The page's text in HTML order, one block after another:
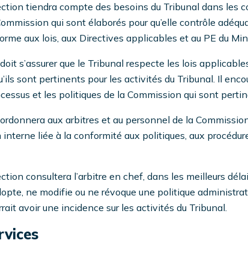
tiendra compte des besoins du Tribunal dans les
qui sont élaborés pour qu’elle contrôle
aux lois, aux Directives applicables et au PE du
s’assurer que le Tribunal respecte les lois
sont pertinents pour les activités du Tribunal. Il
et les politiques de la Commission qui sont
aux arbitres et au personnel de la
liée à la conformité aux politiques, aux
consultera l’arbitre en chef, dans les meilleurs
ne modifie ou ne révoque une politique
avoir une incidence sur les activités du Tribunal.